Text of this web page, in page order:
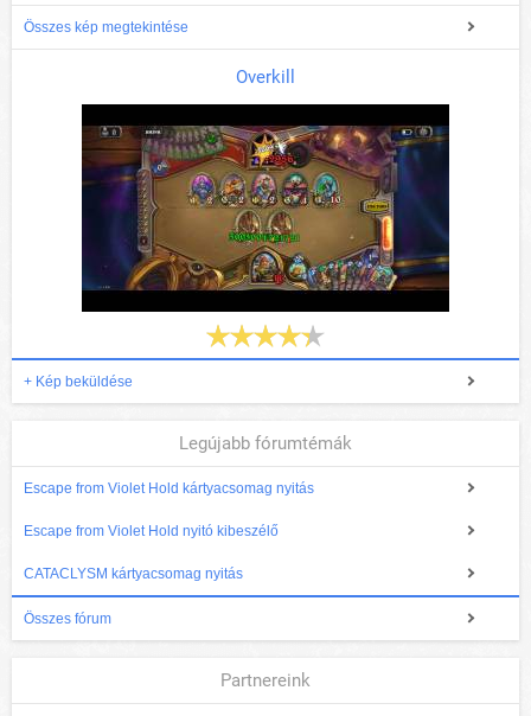
Összes kép megtekintése
Overkill
+ Kép beküldése
Legújabb fórumtémák
Escape from Violet Hold kártyacsomag nyitás
Escape from Violet Hold nyitó kibeszélő
CATACLYSM kártyacsomag nyitás
Összes fórum
Partnereink